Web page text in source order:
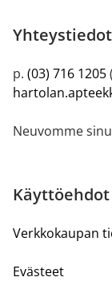
Yhteystiedot
p. (03) 716 1205
Neuvomme
Verkkokaupan
Evästeet